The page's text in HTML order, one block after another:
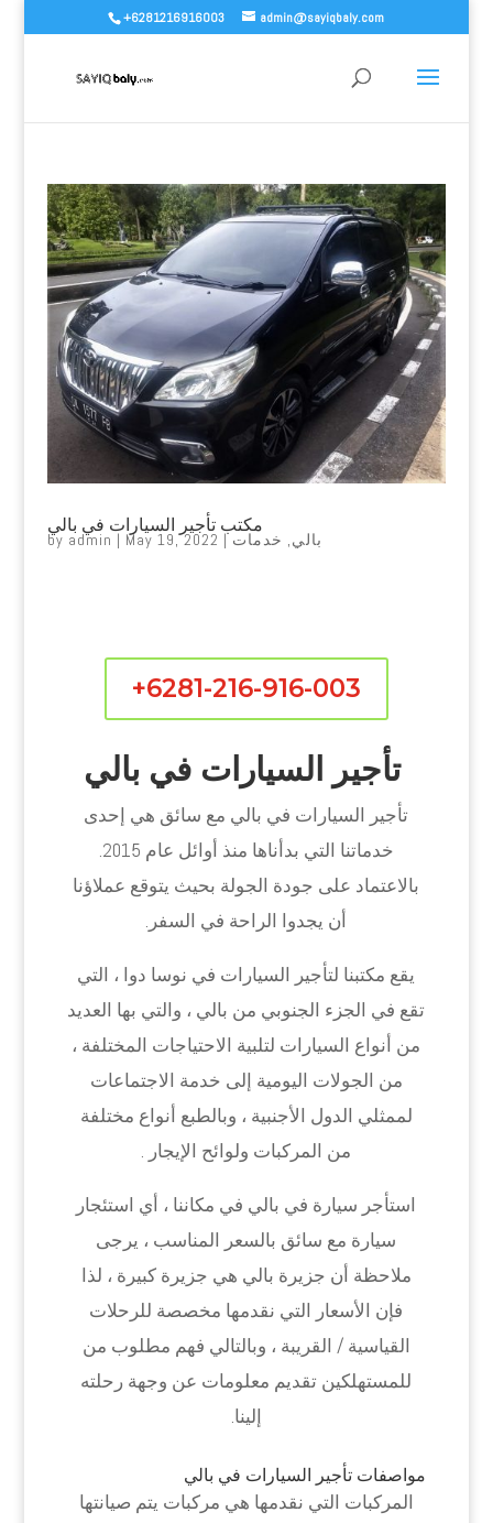
+6281216916003 admin@sayiqbaly.com
مكتب تأجير السيارات في بالي
by admin | May 19, 2022 | بالي, خدمات
+6281-216-916-003
تأجير السيارات في بالي
تأجير السيارات في بالي مع سائق هي إحدى
خدماتنا التي بدأناها منذ أوائل عام 2015.
بالاعتماد على جودة الجولة بحيث يتوقع عملاؤنا
أن يجدوا الراحة في السفر.
يقع مكتبنا لتأجير السيارات في نوسا دوا ، التي
تقع في الجزء الجنوبي من بالي ، والتي بها العديد
من أنواع السيارات لتلبية الاحتياجات المختلفة ،
من الجولات اليومية إلى خدمة الاجتماعات
لممثلي الدول الأجنبية ، وبالطبع أنواع مختلفة
من المركبات ولوائح الإيجار .
استأجر سيارة في بالي في مكاننا ، أي استئجار
سيارة مع سائق بالسعر المناسب ، يرجى
ملاحظة أن جزيرة بالي هي جزيرة كبيرة ، لذا
فإن الأسعار التي نقدمها مخصصة للرحلات
القياسية / القريبة ، وبالتالي فهم مطلوب من
للمستهلكين تقديم معلومات عن وجهة رحلته
إلينا.
مواصفات تأجير السيارات في بالي
المركبات التي نقدمها هي مركبات يتم صيانتها